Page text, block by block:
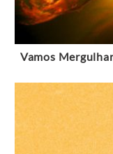
Vamos